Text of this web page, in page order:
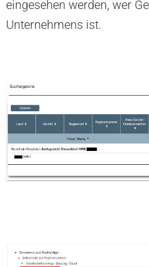
eingesehen werden, wer
Unternehmens ist.